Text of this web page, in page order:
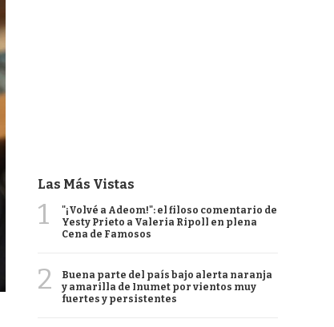
Las Más Vistas
1
"¡Volvé a Adeom!": el filoso comentario de
Yesty Prieto a Valeria Ripoll en plena
Cena de Famosos
2
Buena parte del país bajo alerta naranja
y amarilla de Inumet por vientos muy
fuertes y persistentes